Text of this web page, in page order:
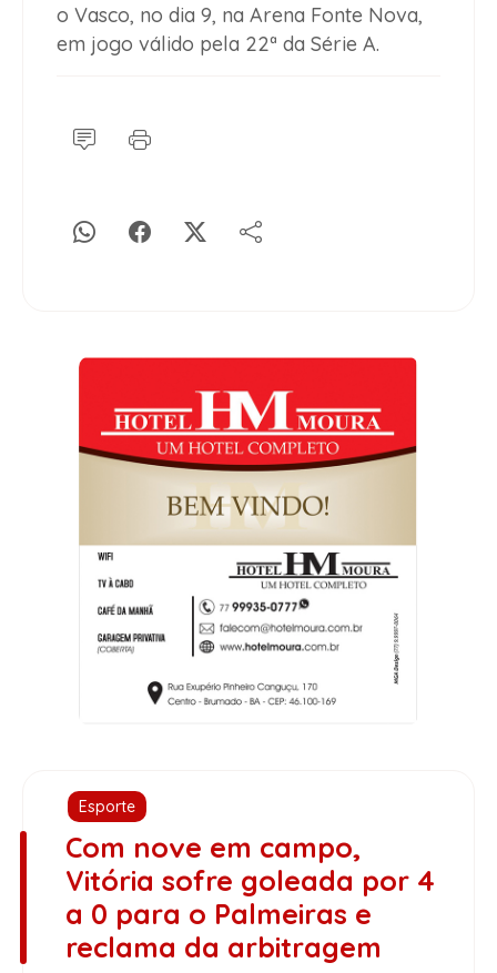
o Vasco, no dia 9, na Arena Fonte Nova,
em jogo válido pela 22ª da Série A.
Esporte
Com nove em campo,
Vitória sofre goleada por 4
a 0 para o Palmeiras e
reclama da arbitragem